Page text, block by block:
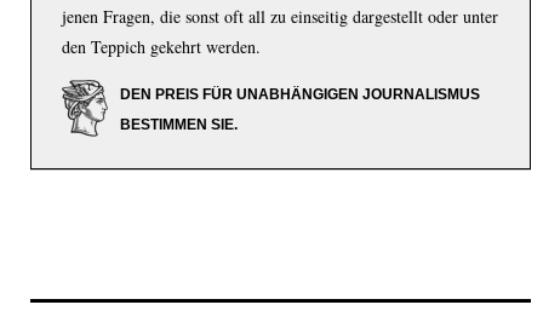
jenen Fragen, die sonst oft all zu einseitig dargestellt oder unter
den Teppich gekehrt werden.
DEN PREIS FÜR UNABHÄNGIGEN JOURNALISMUS
BESTIMMEN SIE.